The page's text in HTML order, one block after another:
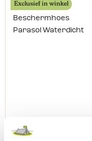
Exclusief in winkel